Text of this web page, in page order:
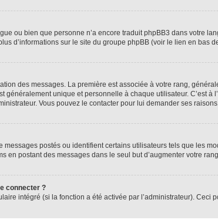
ou bien que personne n’a encore traduit phpBB3 dans votre
d’informations sur le site du groupe phpBB (voir le lien en bas
des messages. La première est associée à votre rang,
unique et personnelle à chaque utilisateur. C’est
Vous pouvez le contacter pour lui demander ses
postés ou identifient certains utilisateurs tels que les
en postant des messages dans le seul but d’augmenter votre
connecter ?
intégré (si la fonction a été activée par l’administrateur).